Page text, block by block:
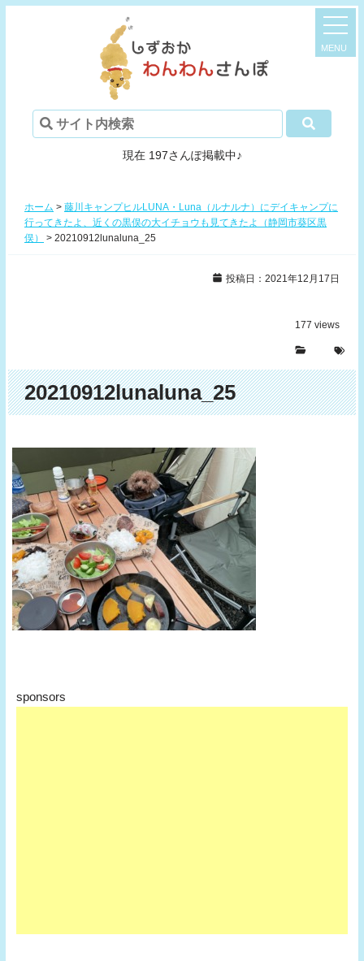
現在 197さんぽ掲載中♪
ホーム > 藤川キャンプヒルLUNA・Luna（ルナルナ）にデイキャンプに
行ってきたよ、近くの黒俣の大イチョウも見てきたよ（静岡市葵区黒
俣）
> 20210912lunaluna_25
投稿日：2021年12月17日
177 views
20210912lunaluna_25
sponsors